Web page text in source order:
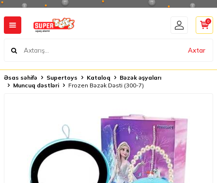
Axtar
0
Əsas səhifə Supertoys Kataloq
Bəzək əşyaları
Muncuq dəstləri
Frozen Bəzək Dəsti (300-7)